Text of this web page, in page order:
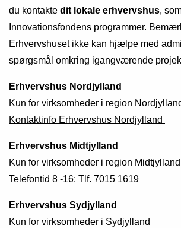
du kontakte dit lokale erhvervshus,
Innovationsfondens programmer.
Erhvervshuset ikke kan hjælpe med
spørgsmål omkring igangværende
Erhvervshus Nordjylland
Kun for virksomheder i region
Kontaktinfo Erhvervshus Nordjylland
Erhvervshus Midtjylland
Kun for virksomheder i region Midtjylland
Telefontid 8 -16: Tlf. 7015 1619
Erhvervshus Sydjylland
Kun for virksomheder i Sydjylland